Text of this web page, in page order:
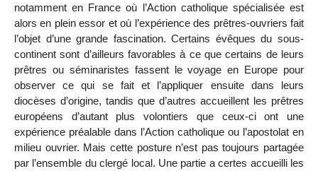
notamment en France où l’Action catholique spécialisée est
alors en plein essor et où l’expérience des prêtres-ouvriers fait
l’objet d’une grande fascination. Certains évêques du sous-
continent sont d’ailleurs favorables à ce que certains de leurs
prêtres ou séminaristes fassent le voyage en Europe pour
observer ce qui se fait et l’appliquer ensuite dans leurs
diocèses d’origine, tandis que d’autres accueillent les prêtres
européens d’autant plus volontiers que ceux-ci ont une
expérience préalable dans l’Action catholique ou l’apostolat en
milieu ouvrier. Mais cette posture n’est pas toujours partagée
par l’ensemble du clergé local. Une partie a certes accueilli les